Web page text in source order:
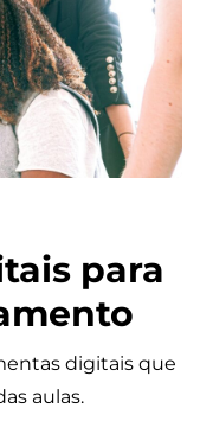
para
digitais que
aulas.